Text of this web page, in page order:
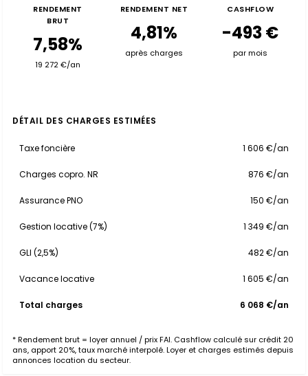
RENDEMENT
BRUT
7,58%
19 272 €/an
RENDEMENT NET
4,81%
après charges
CASHFLOW
-493 €
par mois
DÉTAIL DES CHARGES ESTIMÉES
Taxe foncière 1 606 €/an
Charges copro. NR 876 €/an
Assurance PNO 150 €/an
Gestion locative (7%) 1 349 €/an
GLI (2,5%) 482 €/an
Vacance locative 1 605 €/an
Total charges 6 068 €/an
* Rendement brut = loyer annuel / prix FAI. Cashflow calculé sur crédit 20
ans, apport 20%, taux marché interpolé. Loyer et charges estimés depuis
annonces location du secteur.